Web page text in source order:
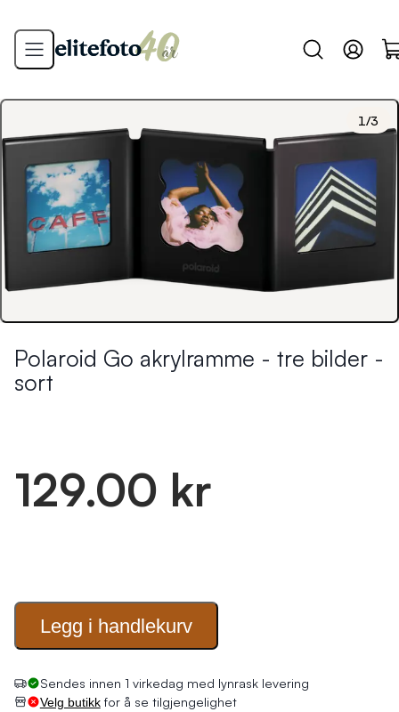
1 /3
Polaroid Go akrylramme - tre bilder -
sort
129.00 kr
Legg i handlekurv
Sendes innen 1 virkedag med lynrask levering
Velg butikkfor å se tilgjengelighet